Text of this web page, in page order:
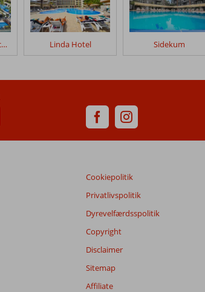
Sunis Kumkoy Beach Resort Linda Hotel Sidekum
Cookiepolitik
Privatlivspolitik
Dyrevelfærdsspolitik
Copyright
Disclaimer
Sitemap
Affiliate